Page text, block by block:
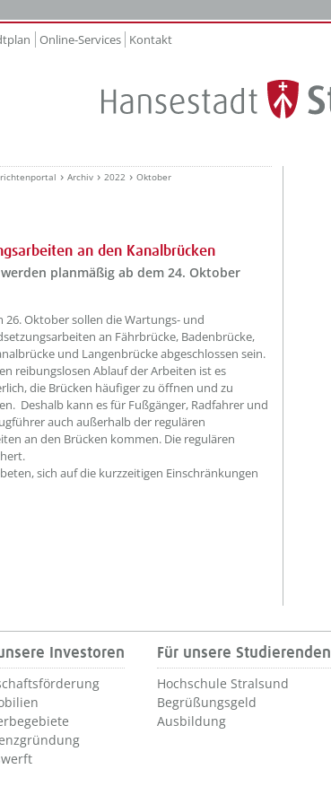
Online-Services Kontakt
Archiv 2022 Oktober
an den Kanalbrücken
planmäßig ab dem 24. Oktober
titel ???
26. Oktober sollen die Wartungs- und
an Fährbrücke, Badenbrücke,
und Langenbrücke abgeschlossen sein.
reibungslosen Ablauf der Arbeiten ist es
die Brücken häufiger zu öffnen und zu
Deshalb kann es für Fußgänger, Radfahrer und
auch außerhalb der regulären
an den Brücken kommen. Die regulären
sich auf die kurzzeitigen Einschränkungen
Investoren Für unsere Studierenden
Hochschule Stralsund
Begrüßungsgeld
Ausbildung